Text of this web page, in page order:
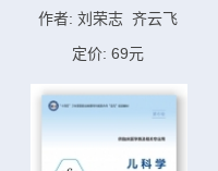
作者: 刘荣志  齐云飞
定价: 69元